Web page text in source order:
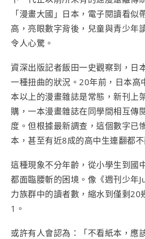
「漫畫大國」日本，電子閱讀看似
高，亮眼數字背後，兒童與青少年
令人心驚。
資深出版記者飯田一史觀察到，日
一種扭曲的狀況。20年前，日本高
本以上的漫畫雜誌是常態，新刊上
購，一本漫畫雜誌在同學間相互傳
度。但根據最新調查，這個數字已
本，甚至有近8成的高中生連翻都不
這種現象不分年齡，從小學生到國
都面臨腰斬的困境。像《週刊少年
力族群中的讀者數，縮水到僅剩20
1。
或許有人會認為：「不看紙本，應